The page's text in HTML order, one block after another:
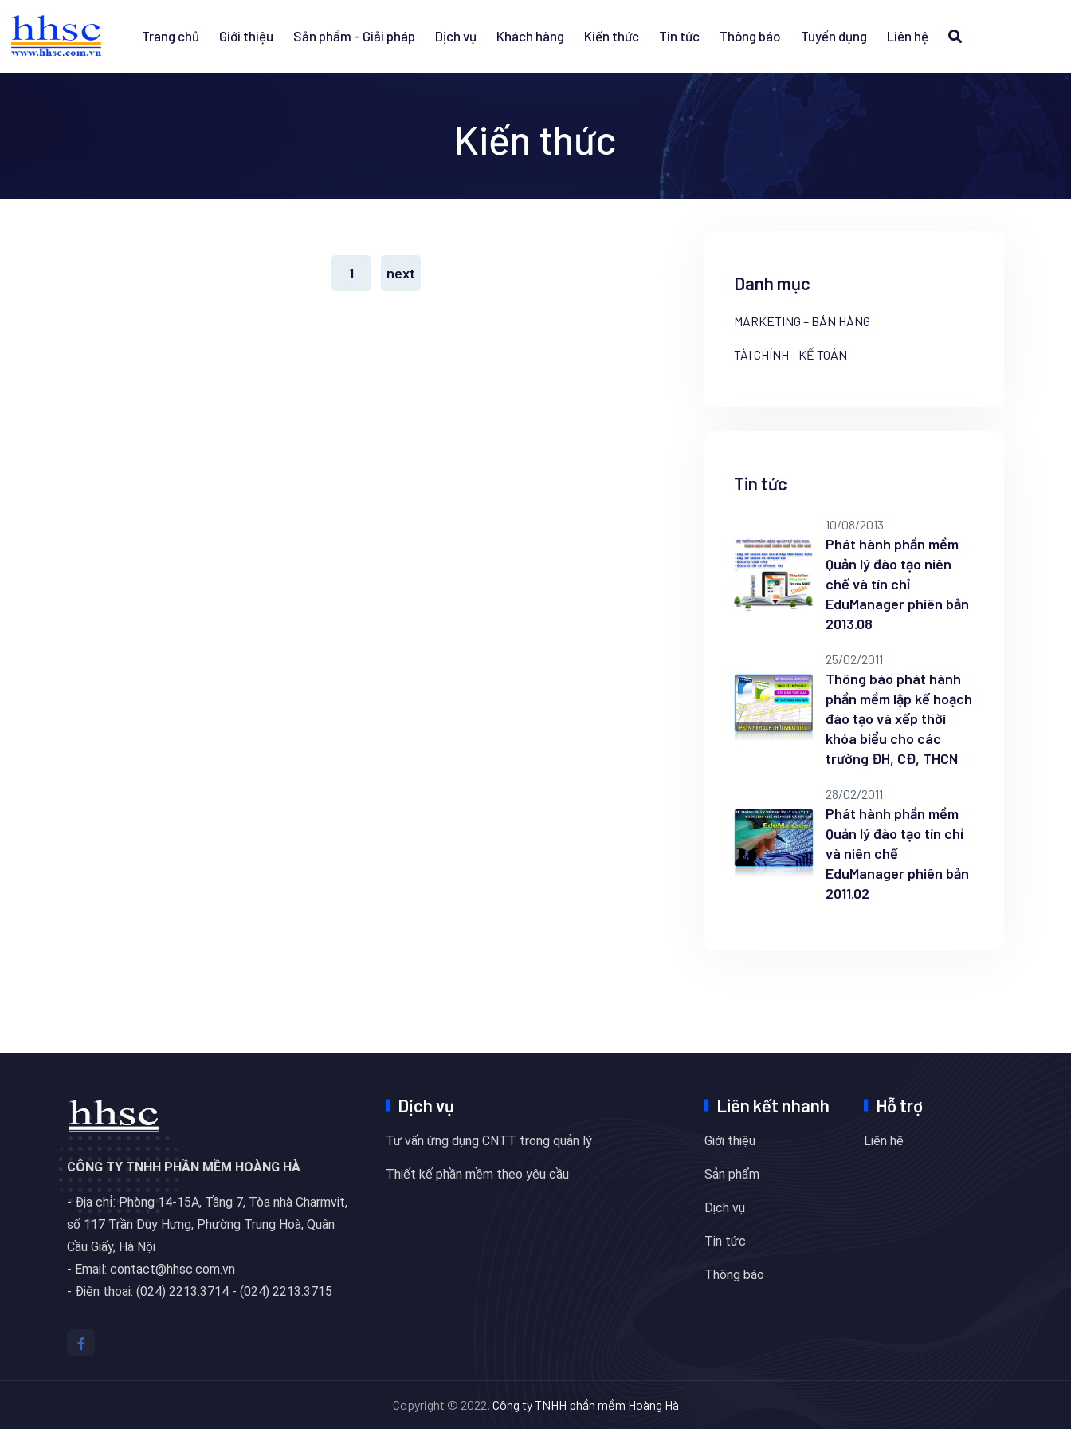
Trang chủ Giới thiệu Sản phẩm - Giải pháp Dịch vụ Khách hàng Kiến thức Tin tức Thông báo Tuyển dụng Liên hệ
Kiến thức
1 next Danh mục
MARKETING – BÁN HÀNG
TÀI CHÍNH - KẾ TOÁN
Tin tức
10/08/2013
Phát hành phần mềm
Quản lý đào tạo niên
chế và tín chỉ
EduManager phiên bản
2013.08
25/02/2011
Thông báo phát hành
phần mềm lập kế hoạch
đào tạo và xếp thời
khóa biểu cho các
trường ĐH, CĐ, THCN
28/02/2011
Phát hành phần mềm
Quản lý đào tạo tín chỉ
và niên chế
EduManager phiên bản
2011.02
CÔNG TY TNHH PHẦN MỀM HOÀNG HÀ
- Địa chỉ: Phòng 14-15A, Tầng 7, Tòa nhà Charmvit,
số 117 Trần Duy Hưng, Phường Trung Hoà, Quận
Cầu Giấy, Hà Nội
- Email: contact@hhsc.com.vn
- Điện thoại: (024) 2213.3714 - (024) 2213.3715
Dịch vụ
Tư vấn ứng dụng CNTT trong quản lý
Thiết kế phần mềm theo yêu cầu
Liên kết nhanh
Giới thiệu
Sản phẩm
Dịch vụ
Tin tức
Thông báo
Hỗ trợ
Liên hệ
Copyright © 2022. Công ty TNHH phần mềm Hoàng Hà